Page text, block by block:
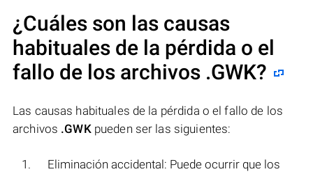
¿Cuáles son las causas
habituales de la pérdida o el
fallo de los archivos .GWK?
Las causas habituales de la pérdida o el fallo de los
archivos .GWKpueden ser las siguientes:
Eliminación accidental: Puede ocurrir que los